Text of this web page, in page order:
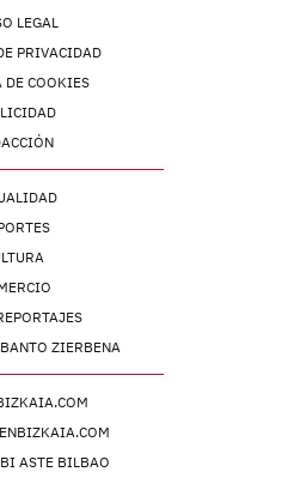
LEGAL
PRIVACIDAD
DE COOKIES
ZIERBENA
ASTE BILBAO